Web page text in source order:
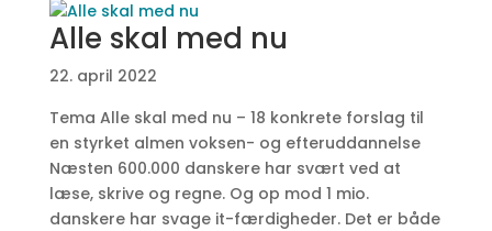
Alle skal med nu
22. april 2022
Tema Alle skal med nu – 18 konkrete forslag til
en styrket almen voksen- og efteruddannelse
Næsten 600.000 danskere har svært ved at
læse, skrive og regne. Og op mod 1 mio.
danskere har svage it-færdigheder. Det er både